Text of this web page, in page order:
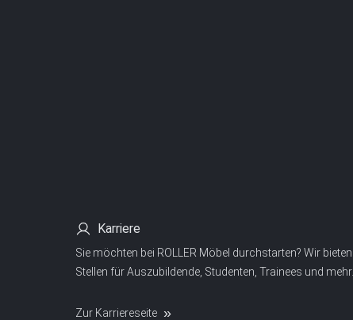
Karriere
Sie möchten bei ROLLER Möbel durchstarten? Wir bieten
Stellen für Auszubildende, Studenten, Trainees und mehr.
Zur Karriereseite